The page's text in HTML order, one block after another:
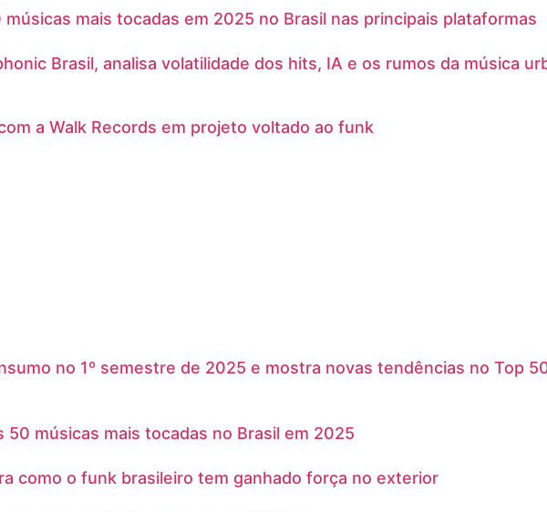
mais tocadas em 2025 no Brasil nas principais plataformas
Brasil, analisa volatilidade dos hits, IA e os rumos da música
a Walk Records em projeto voltado ao funk
no 1º semestre de 2025 e mostra novas tendências no Top
músicas mais tocadas no Brasil em 2025
como o funk brasileiro tem ganhado força no exterior